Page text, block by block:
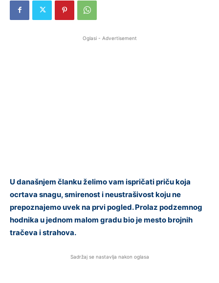
Oglasi - Advertisement
U današnjem članku želimo vam ispričati priču koja
ocrtava snagu, smirenost i neustrašivost koju ne
prepoznajemo uvek na prvi pogled. Prolaz podzemnog
hodnika u jednom malom gradu bio je mesto brojnih
tračeva i strahova.
Sadržaj se nastavlja nakon oglasa